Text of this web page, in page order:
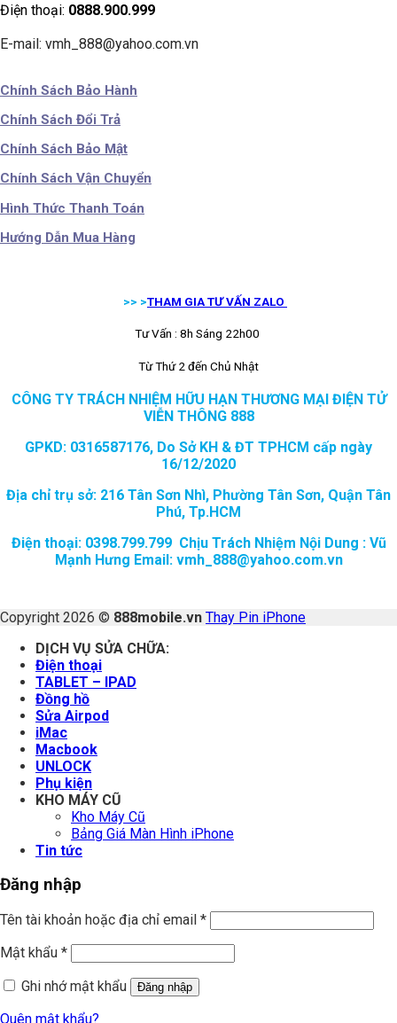
Điện thoại: 0888.900.999
E-mail: vmh_888@yahoo.com.vn
Chính Sách Bảo Hành
Chính Sách Đổi Trả
Chính Sách Bảo Mật
Chính Sách Vận Chuyển
Hình Thức Thanh Toán
Hướng Dẫn Mua Hàng
>> >THAM GIA TƯ VẤN ZALO
Tư Vấn : 8h Sáng 22h00
Từ Thứ 2 đến Chủ Nhật
CÔNG TY TRÁCH NHIỆM HỮU HẠN THƯƠNG MẠI ĐIỆN TỬ
VIỄN THÔNG 888
GPKD: 0316587176, Do Sở KH & ĐT TPHCM cấp ngày
16/12/2020
Địa chỉ trụ sở: 216 Tân Sơn Nhì, Phường Tân Sơn, Quận Tân
Phú, Tp.HCM
Điện thoại: 0398.799.799 Chịu Trách Nhiệm Nội Dung : Vũ
Mạnh Hưng Email: vmh_888@yahoo.com.vn
Copyright 2026 © 888mobile.vn Thay Pin iPhone
DỊCH VỤ SỬA CHỮA:
Điện thoại
TABLET – IPAD
Đồng hồ
Sửa Airpod
iMac
Macbook
UNLOCK
Phụ kiện
KHO MÁY CŨ
Kho Máy Cũ
Bảng Giá Màn Hình iPhone
Tin tức
Đăng nhập
Tên tài khoản hoặc địa chỉ email *
Mật khẩu *
Ghi nhớ mật khẩu
Đăng nhập
Quên mật khẩu?